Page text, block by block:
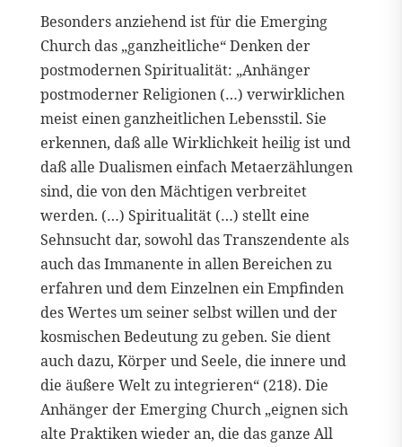
Besonders anziehend ist für die Emerging
Church das „ganzheitliche“ Denken der
postmodernen Spiritualität: „Anhänger
postmoderner Religionen (…) verwirklichen
meist einen ganzheitlichen Lebensstil. Sie
erkennen, daß alle Wirklichkeit heilig ist und
daß alle Dualismen einfach Metaerzählungen
sind, die von den Mächtigen verbreitet
werden. (…) Spiritualität (…) stellt eine
Sehnsucht dar, sowohl das Transzendente als
auch das Immanente in allen Bereichen zu
erfahren und dem Einzelnen ein Empfinden
des Wertes um seiner selbst willen und der
kosmischen Bedeutung zu geben. Sie dient
auch dazu, Körper und Seele, die innere und
die äußere Welt zu integrieren“ (218). Die
Anhänger der Emerging Church „eignen sich
alte Praktiken wieder an, die das ganze All